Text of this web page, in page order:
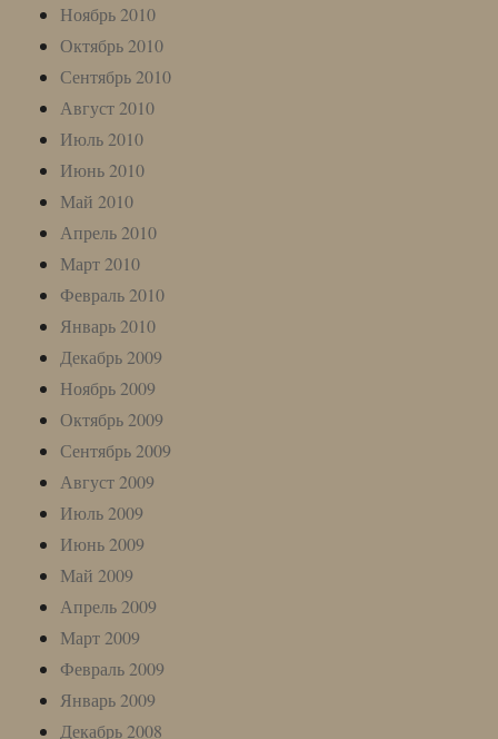
Ноябрь 2010
Октябрь 2010
Сентябрь 2010
Август 2010
Июль 2010
Июнь 2010
Май 2010
Апрель 2010
Март 2010
Февраль 2010
Январь 2010
Декабрь 2009
Ноябрь 2009
Октябрь 2009
Сентябрь 2009
Август 2009
Июль 2009
Июнь 2009
Май 2009
Апрель 2009
Март 2009
Февраль 2009
Январь 2009
Декабрь 2008